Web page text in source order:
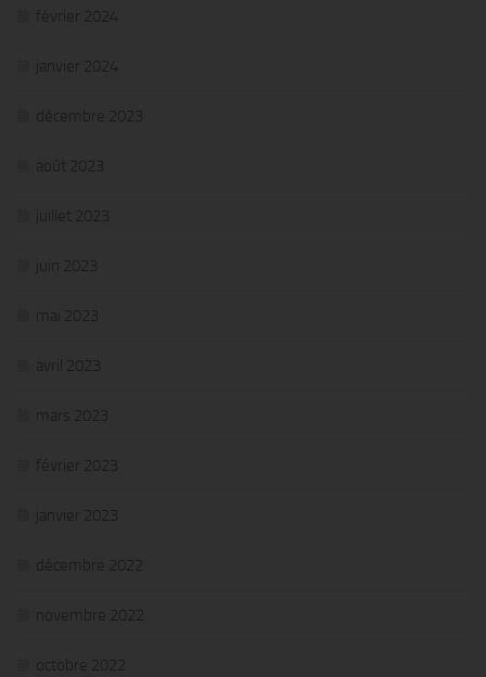
février 2024
janvier 2024
décembre 2023
août 2023
juillet 2023
juin 2023
mai 2023
avril 2023
mars 2023
février 2023
janvier 2023
décembre 2022
novembre 2022
octobre 2022